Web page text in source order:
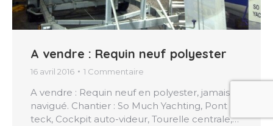
A vendre : Requin neuf polyester
16 avril 2016 1 Commentaire
A vendre : Requin neuf en polyester, jamais
navigué. Chantier : So Much Yachting, Pont
teck, Cockpit auto-videur, Tourelle centrale,…